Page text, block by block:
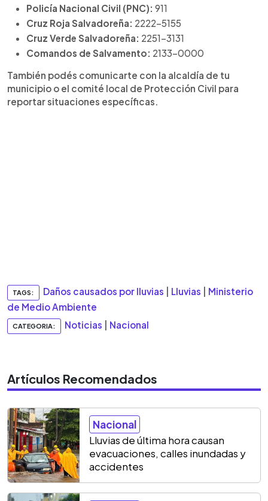
Policía Nacional Civil (PNC): 911
Cruz Roja Salvadoreña: 2222-5155
Cruz Verde Salvadoreña: 2251-3131
Comandos de Salvamento: 2133-0000
También podés comunicarte con la alcaldía de tu
municipio o el comité local de Protección Civil para
reportar situaciones específicas.
TAGS: Daños causados por lluvias Lluvias
Ministerio
de Medio Ambiente
CATEGORIA: Noticias Nacional
Artículos Recomendados
Nacional
Lluvias de última hora causan
evacuaciones, calles inundadas y
accidentes